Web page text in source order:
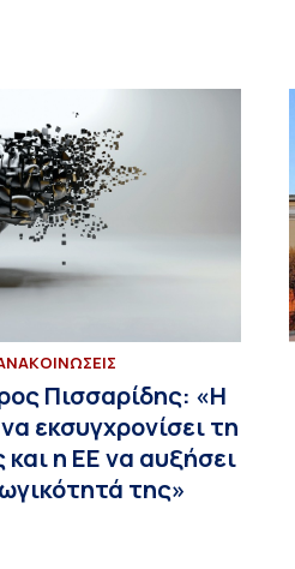
Πισσαρίδης: «Η
εκσυγχρονίσει τη
και η ΕΕ να αυξήσει
της»